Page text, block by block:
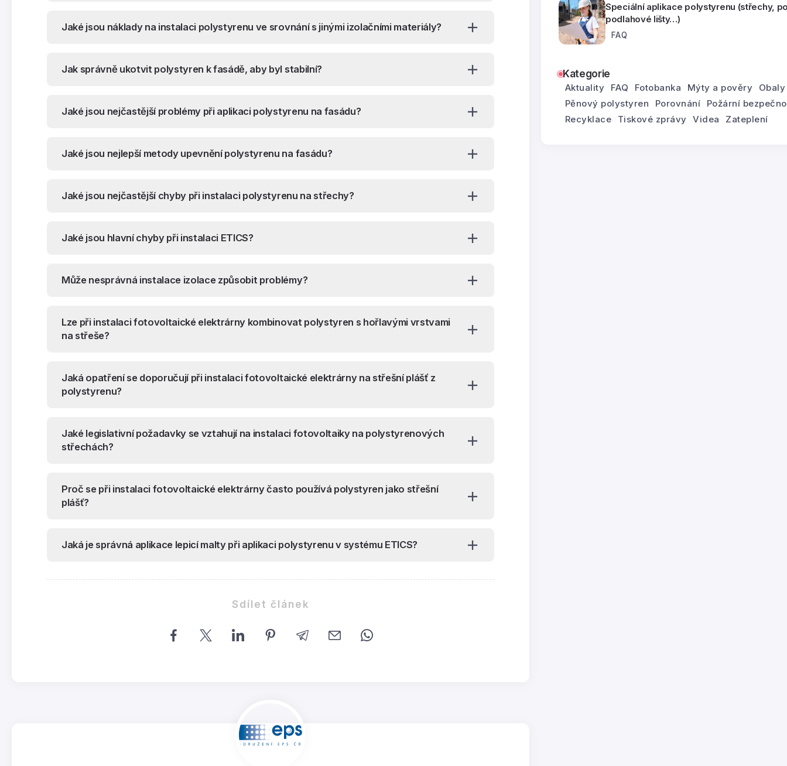
Jaké jsou náklady na instalaci polystyrenu ve srovnání s jinými izolačními materiály?
Jak správně ukotvit polystyren k fasádě, aby byl stabilní?
Jaké jsou nejčastější problémy při aplikaci polystyrenu na fasádu?
Jaké jsou nejlepší metody upevnění polystyrenu na fasádu?
Jaké jsou nejčastější chyby při instalaci polystyrenu na střechy?
Jaké jsou hlavní chyby při instalaci ETICS?
Může nesprávná instalace izolace způsobit problémy?
Lze při instalaci fotovoltaické elektrárny kombinovat polystyren s hořlavými vrstvami
na střeše?
Jaká opatření se doporučují při instalaci fotovoltaické elektrárny na střešní plášť z
polystyrenu?
Jaké legislativní požadavky se vztahují na instalaci fotovoltaiky na polystyrenových
střechách?
Proč se při instalaci fotovoltaické elektrárny často používá polystyren jako střešní
plášť?
Jaká je správná aplikace lepicí malty při aplikaci polystyrenu v systému ETICS?
Sdílet článek
Speciální aplikace polystyrenu (střechy,
podlahové lišty…)
FAQ
Kategorie
Aktuality FAQ Fotobanka Mýty a pověry
Obaly
Pěnový polystyren
Porovnání
Požární
Recyklace
Tiskové zprávy Videa Zateplení